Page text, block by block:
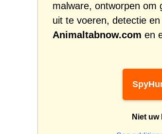
malware, ontworpen om
uit te voeren, detectie
Animaltabnow.com en
Niet